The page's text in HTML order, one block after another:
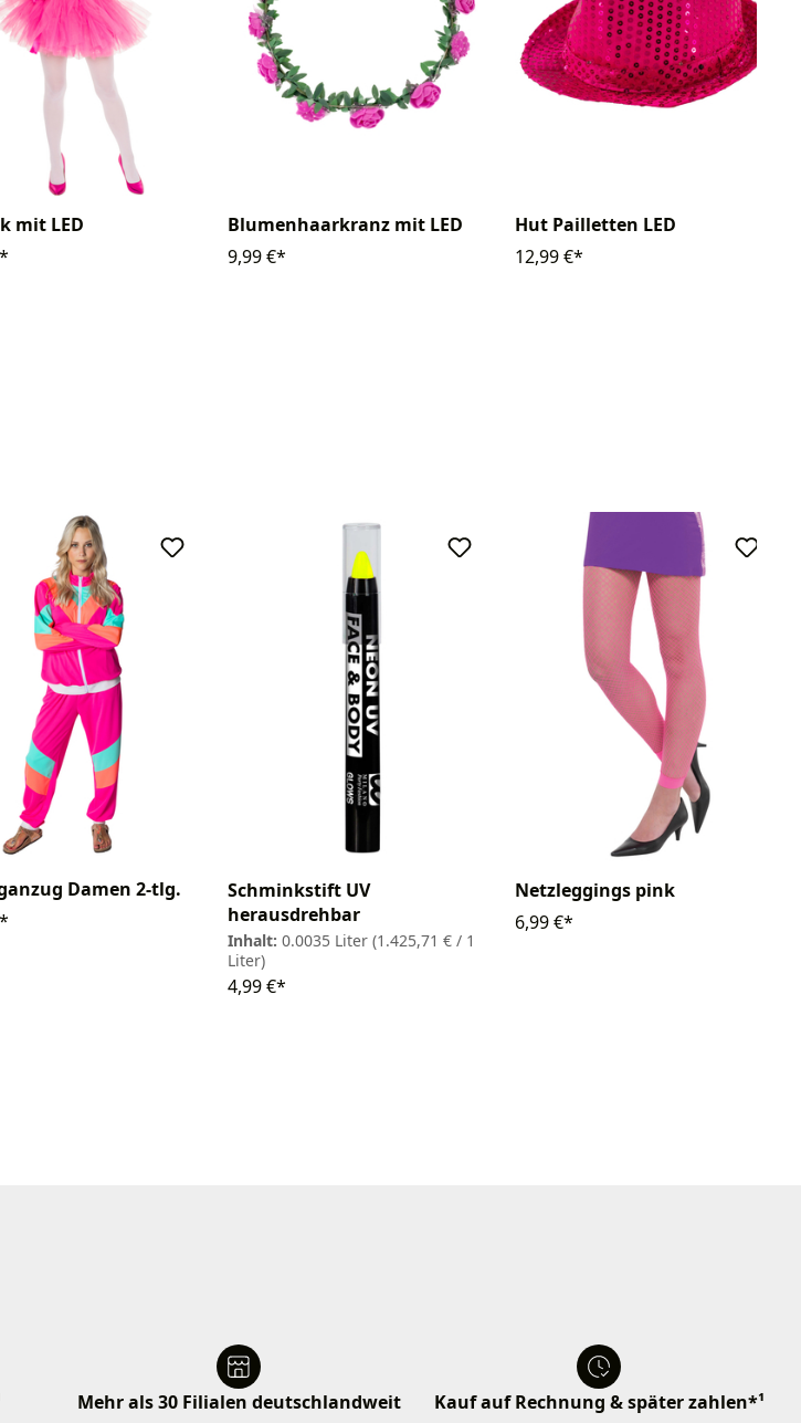
mit LED
Blumenhaarkranz mit LED
9,99 €*
Hut Pailletten LED
12,99 €*
Damen 2-tlg.
Schminkstift UV
herausdrehbar
Inhalt: 0.0035 Liter (1.425,71 € / 1
Liter)
4,99 €*
Netzleggings pink
6,99 €*
Mehr als 30 Filialen deutschlandweit Kauf auf Rechnung & später zahlen*¹